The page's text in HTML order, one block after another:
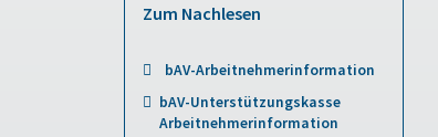
Zum Nachlesen
bAV-Arbeitnehmerinformation
bAV-Unterstützungskasse
Arbeitnehmerinformation